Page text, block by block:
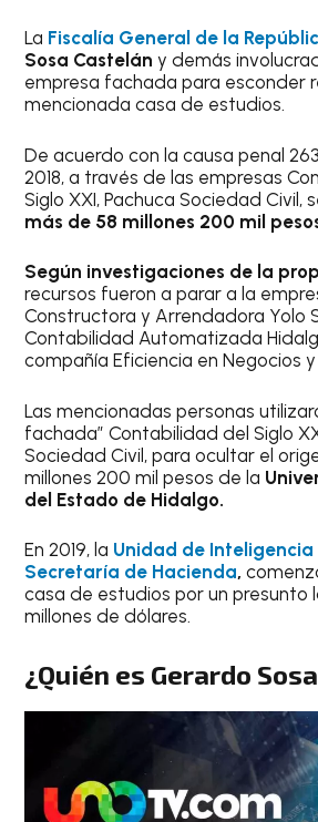
La Fiscalía General de la
Sosa Castelán y demás
empresa fachada para esconder
mencionada casa de estudios.
De acuerdo con la causa penal
2018, a través de las empresas
Siglo XXI, Pachuca Sociedad Civil,
más de 58 millones 200 mil
Según investigaciones de la
recursos fueron a parar a la
Constructora y Arrendadora Yolo
Contabilidad Automatizada
compañía Eficiencia en Negocios
Las mencionadas personas
fachada” Contabilidad del Siglo
Sociedad Civil, para ocultar el
millones 200 mil pesos de la
del Estado de Hidalgo.
En 2019, la Unidad de Inteligencia
Secretaría de Hacienda,
casa de estudios por un presunto
millones de dólares.
¿Quién es Gerardo